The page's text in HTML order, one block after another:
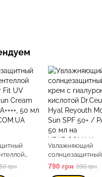
UV
Cream
грн
Увлажняющий
с гиалуроновой
кислотой
790 грн 990 грн